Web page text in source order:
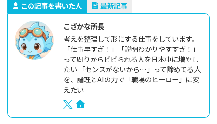
この記事を書いた人
最新記事
こざかな所長
考えを整理して形にする仕事をしています。
「仕事早すぎ！」「説明わかりやすすぎ！」
って周りからビビられる人を日本中に増やし
たい 「センスがないから…」って諦めてる人
を、論理とAIの力で「職場のヒーロー」に変
えたい